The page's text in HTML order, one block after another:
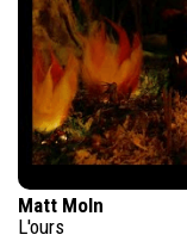
Matt Moln
L'ours